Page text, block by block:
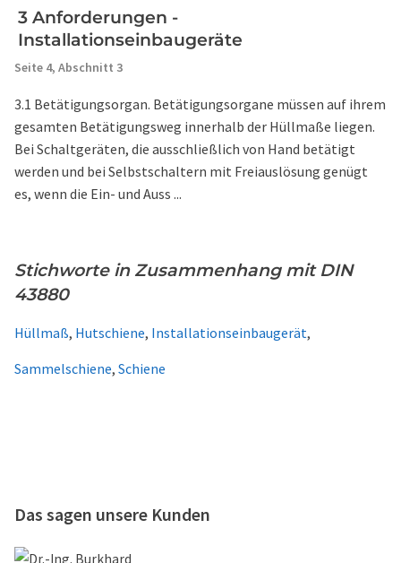
3 Anforderungen -
Installationseinbaugeräte
Seite 4, Abschnitt 3
3.1 Betätigungsorgan. Betätigungsorgane müssen auf ihrem
gesamten Betätigungsweg innerhalb der Hüllmaße liegen.
Bei Schaltgeräten, die ausschließlich von Hand betätigt
werden und bei Selbstschaltern mit Freiauslösung genügt
es, wenn die Ein- und Auss ...
Stichworte in Zusammenhang mit DIN
43880
Hüllmaß, Hutschiene, Installationseinbaugerät,
Sammelschiene, Schiene
Das sagen unsere Kunden